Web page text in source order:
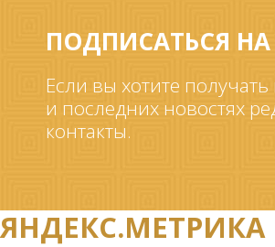
ПОДПИСАТЬСЯ
Если вы хотите
и последних новостях
контакты.
ЯНДЕКС.МЕТРИКА